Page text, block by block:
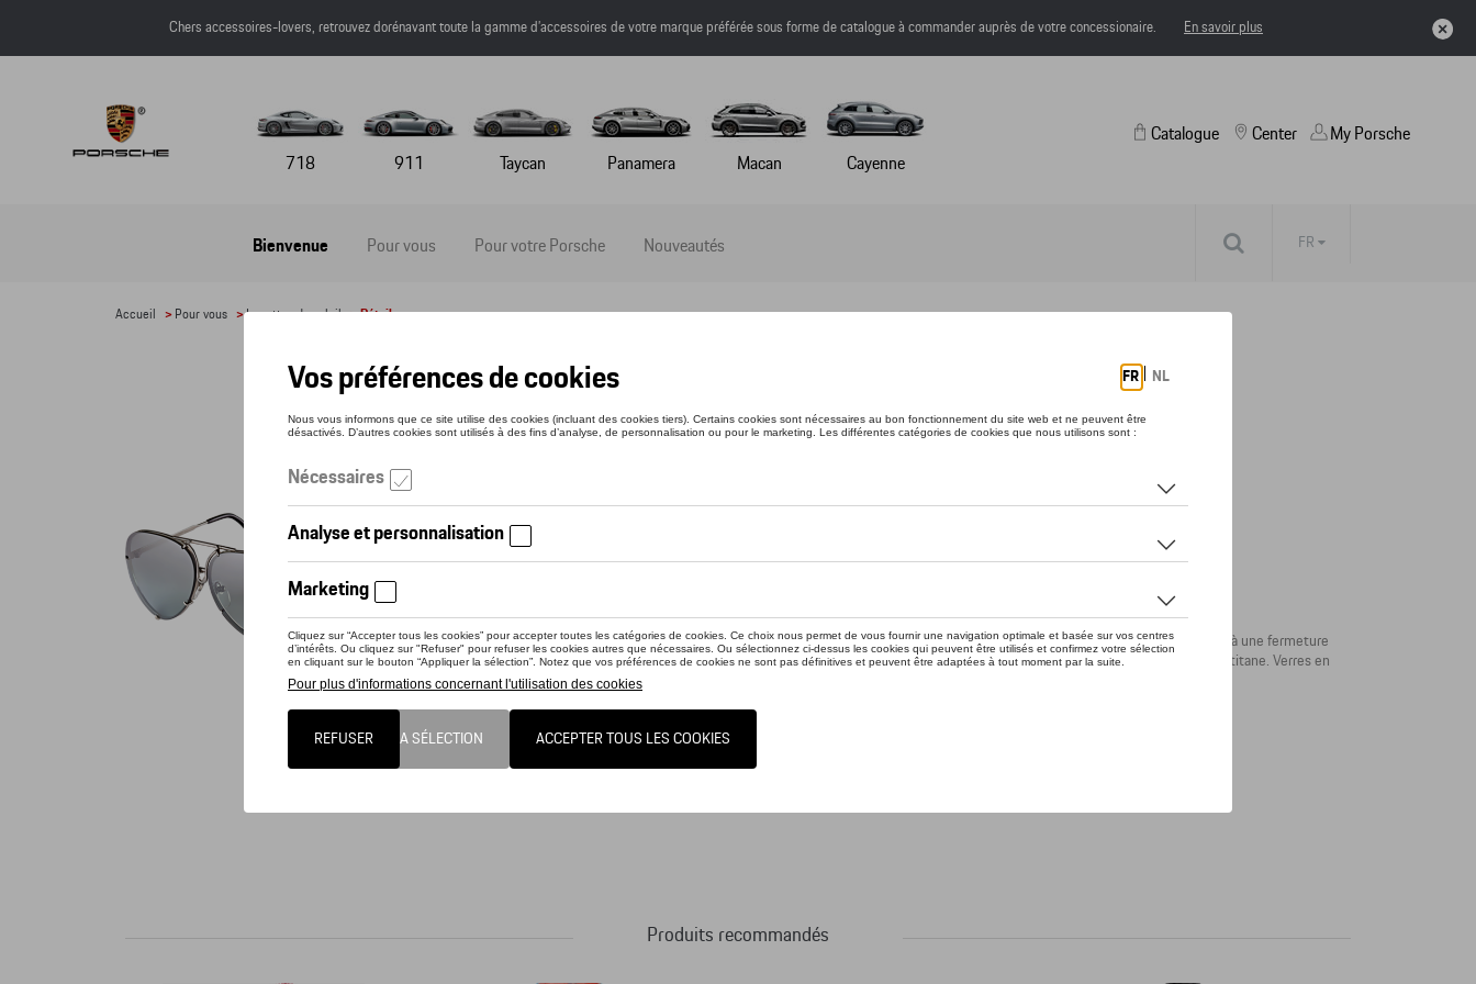
Chers accessoires-lovers, retrouvez dorénavant toute la gamme d’accessoires de votre marque préférée sous forme de catalogue à commander auprès de votre concessionaire. En savoir plus
718 911 Taycan Panamera Macan Cayenne
Catalogue
Bienvenue Pour vous Pour votre Porsche Nouveautés
Center My Porsche
FR
Accueil > Pour vous >Lunettes de soleil > Détail
LUNETTES DE SOLEIL P´8478 TITANIUM
Référence: WAP0784780JB69
Vérifiez la disponibilité auprès de votre concessionnaire
Ce produit n'est actuellement pas de stock
En 1978, les lunettes de soleil P´8478 étaient les premières au monde à posséder un système de verres interchangeables. Grâce à une fermeture
rapide, les verres peuvent être changés en un clin d’oeil pour adapter les lunettes à différentes conditions lumineuses. Monture en titane. Verres en
polycarbonate avec protection anti-UV à 100 %, en gris/argent. Comprend une paire de verres de rechange en vert.
Produits recommandés